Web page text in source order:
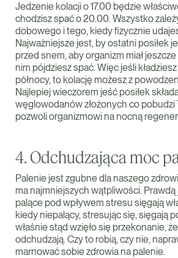
Jedzenie kolacji o 17.00 będzie
chodzisz spać o 20.00. Wszystko
dobowego i tego, kiedy fizycznie
Najważniejsze jest, by ostatni posiłek
przed snem, aby organizm miał
nim pójdziesz spać. Więc jeśli
północy, to kolację możesz z
Najlepiej wieczorem jeść posiłek
węglowodanów złożonych co pobudzi
pozwoli organizmowi na nocną
4. Odchudzająca moc
Palenie jest zgubne dla naszego
ma najmniejszych wątpliwości.
palące pod wpływem stresu sięgają
kiedy niepalący, stresując się, sięgają
właśnie stąd wzięło się przekonanie,
odchudzają. Czy to robią, czy nie,
marnować sobie zdrowia na palenie.